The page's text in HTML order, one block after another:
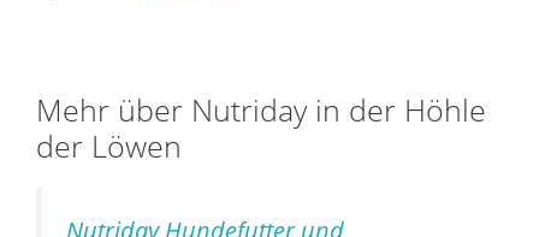
Mehr über Nutriday in der Höhle
der Löwen
Nutriday Hundefutter und